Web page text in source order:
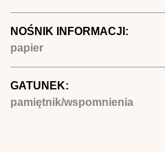
NOŚNIK INFORMACJI:
papier
GATUNEK:
pamiętnik/wspomnienia